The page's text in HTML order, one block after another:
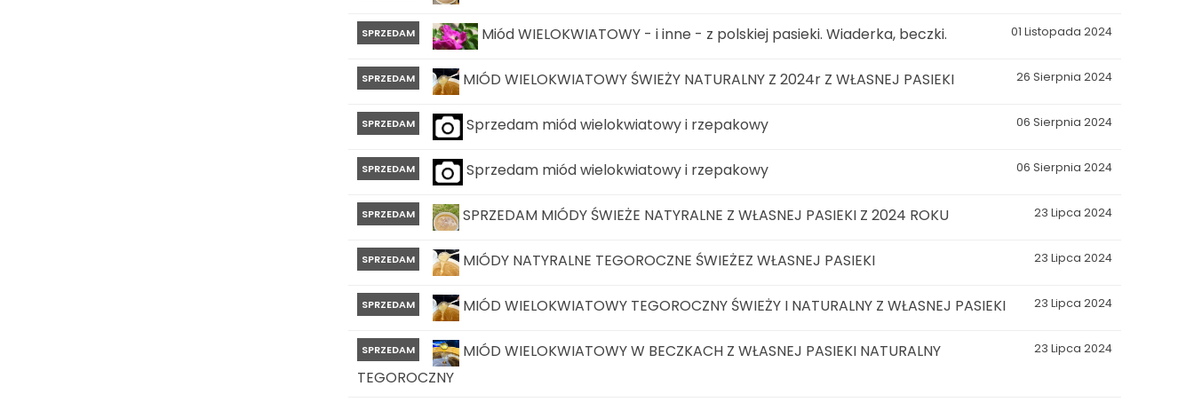
01 Listopada 2024
SPRZEDAM Miód WIELOKWIATOWY - i inne - z polskiej pasieki. Wiaderka, beczki.
26 Sierpnia 2024
SPRZEDAM MIÓD WIELOKWIATOWY ŚWIEŻY NATURALNY Z 2024r Z WŁASNEJ PASIEKI
06 Sierpnia 2024
SPRZEDAM Sprzedam miód wielokwiatowy i rzepakowy
06 Sierpnia 2024
SPRZEDAM Sprzedam miód wielokwiatowy i rzepakowy
23 Lipca 2024
SPRZEDAM SPRZEDAM MIÓDY ŚWIEŻE NATYRALNE Z WŁASNEJ PASIEKI Z 2024 ROKU
23 Lipca 2024
SPRZEDAM MIÓDY NATYRALNE TEGOROCZNE ŚWIEŻEZ WŁASNEJ PASIEKI
23 Lipca 2024
SPRZEDAM MIÓD WIELOKWIATOWY TEGOROCZNY ŚWIEŻY I NATURALNY Z WŁASNEJ PASIEKI
23 Lipca 2024
SPRZEDAM
MIÓD WIELOKWIATOWY W BECZKACH Z WŁASNEJ PASIEKI NATURALNY
TEGOROCZNY